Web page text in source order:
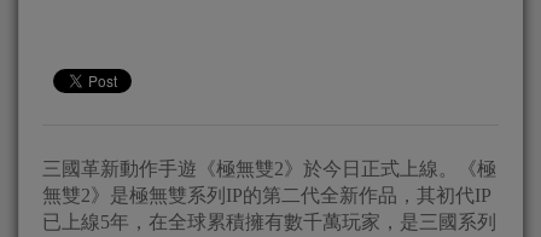
三國革新動作手遊《極無雙2》於今日正式上線。《極
無雙2》是極無雙系列IP的第二代全新作品，其初代IP
已上線5年，在全球累積擁有數千萬玩家，是三國系列